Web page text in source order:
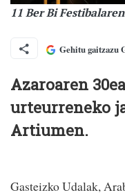
11 Ber Bi
Gehitu gaitzazu
Azaroaren
urteurreneko
Artiumen.
Gasteizko Udalak,